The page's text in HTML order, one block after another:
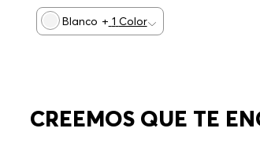
Blanco + 1 Color
CREEMOS QUE TE